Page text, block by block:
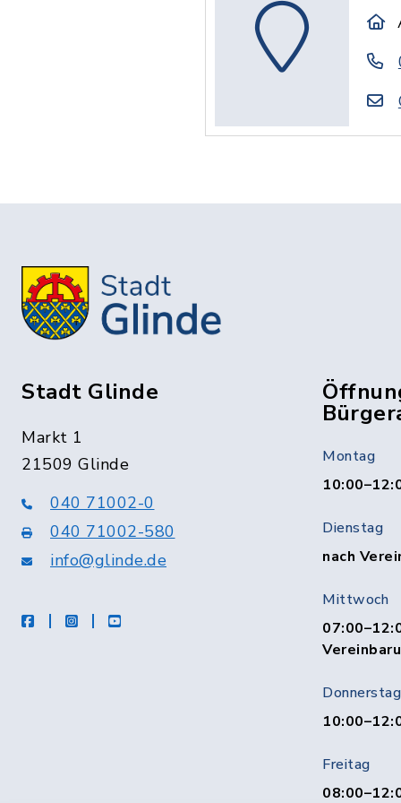
Stadt Glinde
Markt 1
21509 Glinde
040 71002-0
040 71002-580
info@glinde.de
facebookinstagramYoutube
Montag
Dienstag
nach
Mittwoch
Donnerstag
Freitag